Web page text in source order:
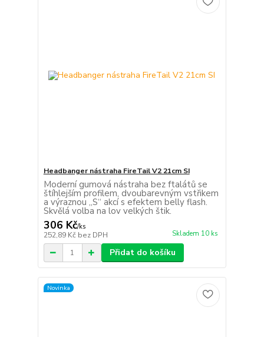
Headbanger nástraha FireTail V2 21cm SI
Moderní gumová nástraha bez ftalátů se
štíhlejším profilem, dvoubarevným vstřikem
a výraznou „S“ akcí s efektem belly flash.
Skvělá volba na lov velkých štik.
306 Kč/ks
252,89 Kč bez DPH Skladem 10 ks
Přidat do košíku
Novinka